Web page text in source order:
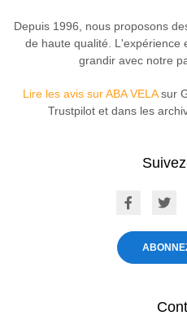
Depuis 1996, nous proposons
de haute qualité. L'expérience
grandir avec notre
Lire les avis sur ABA VELAsur
Trustpilot et dans les
ABA